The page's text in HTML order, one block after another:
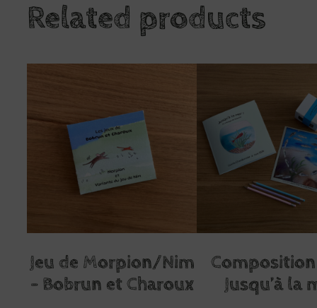
Related products
Jeu de Morpion/Nim
– Bobrun et Charoux
Composition
Jusqu’à la